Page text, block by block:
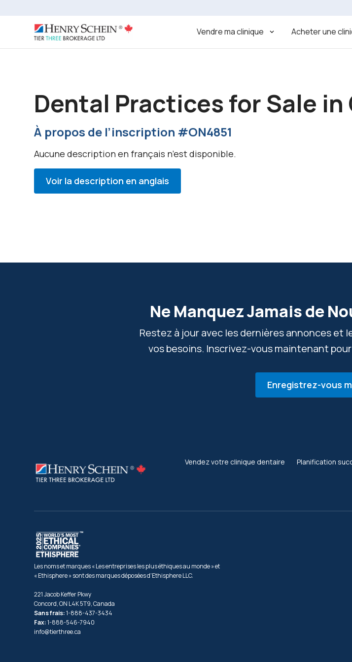
Vendre ma clinique Acheter une
Dental Practices for Sale
À propos de l’inscription #ON4851
Aucune description en français n’est disponible.
Voir la description en anglais
Ne Manquez Jamais de
Restez à jour avec les dernières annonces et
vos besoins. Inscrivez-vous maintenant
Enregistrez-vous
Vendez votre clinique dentaire Planification
Les noms et marques « Les entreprises les plus éthiques au monde » et
« Ethisphere » sont des marques déposées d'Ethisphere LLC.
221 Jacob Keffer Pkwy
Concord, ON L4K 5T9, Canada
Sans frais:1-888-437-3434
Fax:1-888-546-7940
info@tierthree.ca